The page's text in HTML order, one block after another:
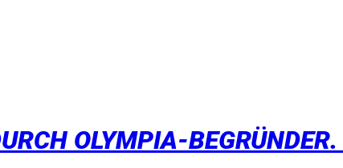
OLYMPIA-